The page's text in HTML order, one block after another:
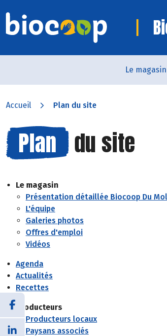
Le magasin
Accueil Plan du site
Plan du site
Le magasin
Présentation détaillée Biocoop Du
L'équipe
Galeries photos
Offres d'emploi
Vidéos
Agenda
Actualités
Recettes
Producteurs
Producteurs locaux
Paysans associés